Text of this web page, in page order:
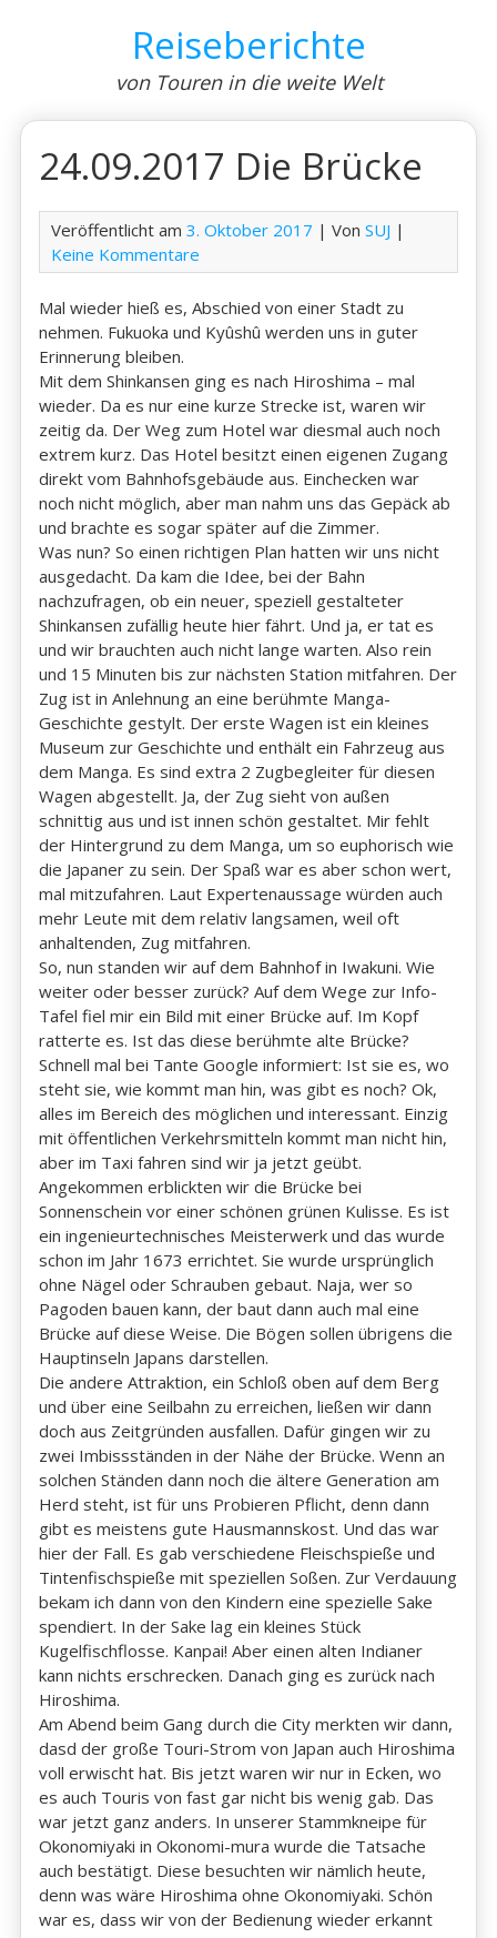
Reiseberichte
von Touren in die weite Welt
24.09.2017 Die Brücke
Veröffentlicht am3. Oktober 2017 | VonSUJ |
Keine Kommentare
Mal wieder hieß es, Abschied von einer Stadt zu
nehmen. Fukuoka und Kyûshû werden uns in guter
Erinnerung bleiben.
Mit dem Shinkansen ging es nach Hiroshima – mal
wieder. Da es nur eine kurze Strecke ist, waren wir
zeitig da. Der Weg zum Hotel war diesmal auch noch
extrem kurz. Das Hotel besitzt einen eigenen Zugang
direkt vom Bahnhofsgebäude aus. Einchecken war
noch nicht möglich, aber man nahm uns das Gepäck ab
und brachte es sogar später auf die Zimmer.
Was nun? So einen richtigen Plan hatten wir uns nicht
ausgedacht. Da kam die Idee, bei der Bahn
nachzufragen, ob ein neuer, speziell gestalteter
Shinkansen zufällig heute hier fährt. Und ja, er tat es
und wir brauchten auch nicht lange warten. Also rein
und 15 Minuten bis zur nächsten Station mitfahren. Der
Zug ist in Anlehnung an eine berühmte Manga-
Geschichte gestylt. Der erste Wagen ist ein kleines
Museum zur Geschichte und enthält ein Fahrzeug aus
dem Manga. Es sind extra 2 Zugbegleiter für diesen
Wagen abgestellt. Ja, der Zug sieht von außen
schnittig aus und ist innen schön gestaltet. Mir fehlt
der Hintergrund zu dem Manga, um so euphorisch wie
die Japaner zu sein. Der Spaß war es aber schon wert,
mal mitzufahren. Laut Expertenaussage würden auch
mehr Leute mit dem relativ langsamen, weil oft
anhaltenden, Zug mitfahren.
So, nun standen wir auf dem Bahnhof in Iwakuni. Wie
weiter oder besser zurück? Auf dem Wege zur Info-
Tafel fiel mir ein Bild mit einer Brücke auf. Im Kopf
ratterte es. Ist das diese berühmte alte Brücke?
Schnell mal bei Tante Google informiert: Ist sie es, wo
steht sie, wie kommt man hin, was gibt es noch? Ok,
alles im Bereich des möglichen und interessant. Einzig
mit öffentlichen Verkehrsmitteln kommt man nicht hin,
aber im Taxi fahren sind wir ja jetzt geübt.
Angekommen erblickten wir die Brücke bei
Sonnenschein vor einer schönen grünen Kulisse. Es ist
ein ingenieurtechnisches Meisterwerk und das wurde
schon im Jahr 1673 errichtet. Sie wurde ursprünglich
ohne Nägel oder Schrauben gebaut. Naja, wer so
Pagoden bauen kann, der baut dann auch mal eine
Brücke auf diese Weise. Die Bögen sollen übrigens die
Hauptinseln Japans darstellen.
Die andere Attraktion, ein Schloß oben auf dem Berg
und über eine Seilbahn zu erreichen, ließen wir dann
doch aus Zeitgründen ausfallen. Dafür gingen wir zu
zwei Imbissständen in der Nähe der Brücke. Wenn an
solchen Ständen dann noch die ältere Generation am
Herd steht, ist für uns Probieren Pflicht, denn dann
gibt es meistens gute Hausmannskost. Und das war
hier der Fall. Es gab verschiedene Fleischspieße und
Tintenfischspieße mit speziellen Soßen. Zur Verdauung
bekam ich dann von den Kindern eine spezielle Sake
spendiert. In der Sake lag ein kleines Stück
Kugelfischflosse. Kanpai! Aber einen alten Indianer
kann nichts erschrecken. Danach ging es zurück nach
Hiroshima.
Am Abend beim Gang durch die City merkten wir dann,
dasd der große Touri-Strom von Japan auch Hiroshima
voll erwischt hat. Bis jetzt waren wir nur in Ecken, wo
es auch Touris von fast gar nicht bis wenig gab. Das
war jetzt ganz anders. In unserer Stammkneipe für
Okonomiyaki in Okonomi-mura wurde die Tatsache
auch bestätigt. Diese besuchten wir nämlich heute,
denn was wäre Hiroshima ohne Okonomiyaki. Schön
war es, dass wir von der Bedienung wieder erkannt